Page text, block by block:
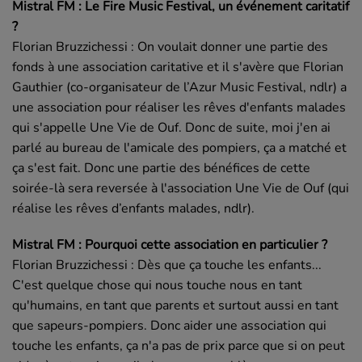
Mistral FM : Le Fire Music Festival, un événement caritatif
?
Florian Bruzzichessi : On voulait donner une partie des
fonds à une association caritative et il s'avère que Florian
Gauthier (co-organisateur de l’Azur Music Festival, ndlr) a
une association pour réaliser les rêves d'enfants malades
qui s'appelle Une Vie de Ouf. Donc de suite, moi j'en ai
parlé au bureau de l'amicale des pompiers, ça a matché et
ça s'est fait. Donc une partie des bénéfices de cette
soirée-là sera reversée à l'association Une Vie de Ouf (qui
réalise les rêves d’enfants malades, ndlr).
Mistral FM : Pourquoi cette association en particulier ?
Florian Bruzzichessi : Dès que ça touche les enfants...
C'est quelque chose qui nous touche nous en tant
qu'humains, en tant que parents et surtout aussi en tant
que sapeurs-pompiers. Donc aider une association qui
touche les enfants, ça n'a pas de prix parce que si on peut